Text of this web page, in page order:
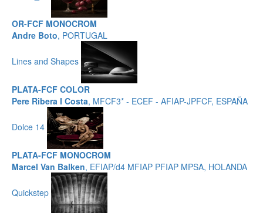
OR-FCF MONOCROM
Andre Boto, PORTUGAL
Lines and Shapes
PLATA-FCF COLOR
Pere Ribera I Costa, MFCF3* - ECEF - AFIAP-JPFCF, ESPAÑA
Dolce 14
PLATA-FCF MONOCROM
Marcel Van Balken, EFIAP/d4 MFIAP PFIAP MPSA, HOLANDA
Quickstep